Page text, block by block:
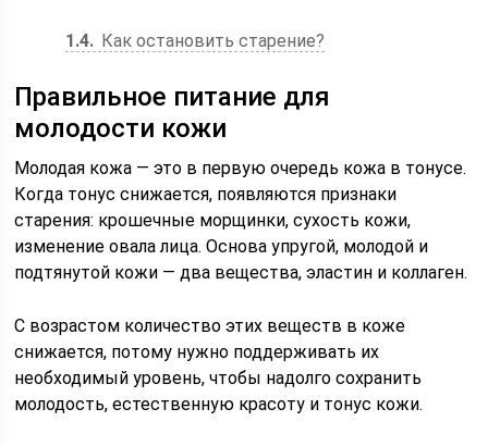
1.4 Как остановить старение?
Правильное питание для
молодости кожи
Молодая кожа — это в первую очередь кожа в тонусе.
Когда тонус снижается, появляются признаки
старения: крошечные морщинки, сухость кожи,
изменение овала лица. Основа упругой, молодой и
подтянутой кожи — два вещества, эластин и коллаген.
С возрастом количество этих веществ в коже
снижается, потому нужно поддерживать их
необходимый уровень, чтобы надолго сохранить
молодость, естественную красоту и тонус кожи.